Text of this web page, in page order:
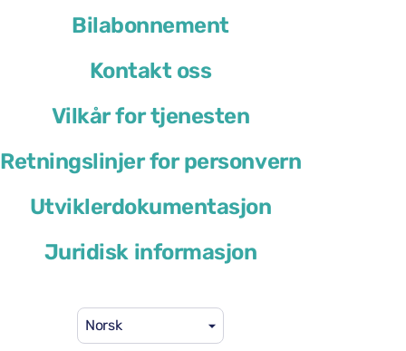
Bilabonnement
Kontakt oss
Vilkår for tjenesten
Retningslinjer for personvern
Utviklerdokumentasjon
Juridisk informasjon
Norsk
Volkswagen Taigo